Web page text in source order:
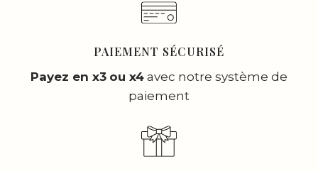
PAIEMENT SÉCURISÉ
Payez en x3 ou x4avec notre système de
paiement